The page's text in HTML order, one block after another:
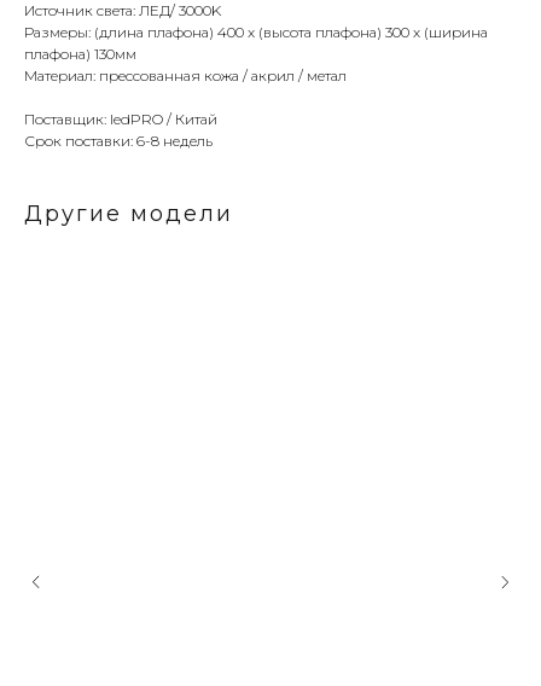
Источник света: ЛЕД/ 3000K
Размеры: (длина плафона) 400 x (высота плафона) 300 х (ширина
плафона) 130мм
Материал: прессованная кожа / акрил / метал
Поставщик: ledPRO / Китай
Срок поставки: 6-8 недель
Другие модели